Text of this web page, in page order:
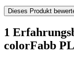
Dieses Produkt
1
colorFabb